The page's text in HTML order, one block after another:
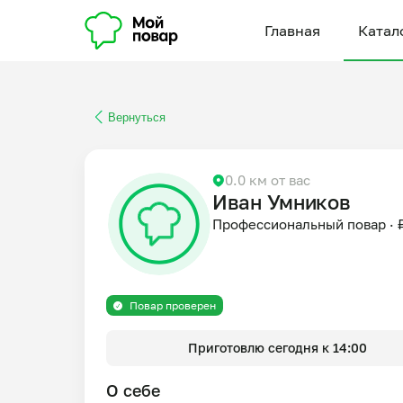
Главная
Вернуться
0.0 км от вас
Иван Умников
Профессиональный повар ·
Повар проверен
Приготовлю сегодня к 14:00
О себе